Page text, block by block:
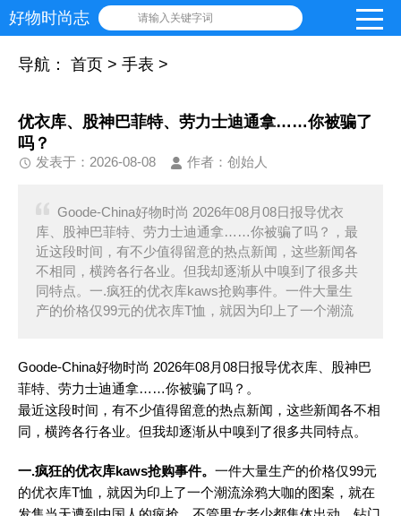
好物时尚志 请输入关键字词
导航： 首页 > 手表 >
优衣库、股神巴菲特、劳力士迪通拿……你被骗了
吗？
发表于：2026-08-08 作者：创始人
Goode-China好物时尚 2026年08月08日报导优衣
库、股神巴菲特、劳力士迪通拿……你被骗了吗？，最
近这段时间，有不少值得留意的热点新闻，这些新闻各
不相同，横跨各行各业。但我却逐渐从中嗅到了很多共
同特点。一.疯狂的优衣库kaws抢购事件。一件大量生
产的价格仅99元的优衣库T恤，就因为印上了一个潮流
Goode-China好物时尚 2026年08月08日报导优衣库、股神巴
菲特、劳力士迪通拿……你被骗了吗？。
最近这段时间，有不少值得留意的热点新闻，这些新闻各不相
同，横跨各行各业。但我却逐渐从中嗅到了很多共同特点。
一.疯狂的优衣库kaws抢购事件。 一件大量生产的价格仅99元
的优衣库T恤，就因为印上了一个潮流涂鸦大咖的图案，就在